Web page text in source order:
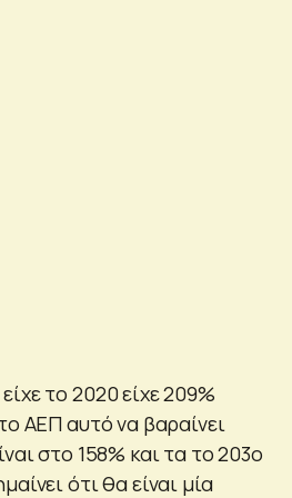
το 2020 είχε 209%
ΑΕΠ αυτό να βαραίνει
στο 158% και τα το 203ο
ότι θα είναι μία